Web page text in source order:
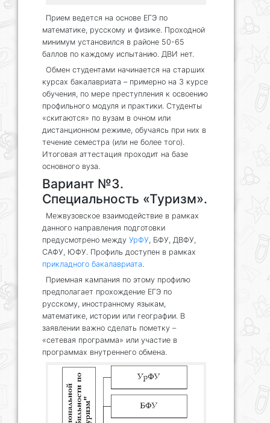
Прием ведется на основе ЕГЭ по
математике, русскому и физике. Проходной
минимум установился в районе 50-65
баллов по каждому испытанию. ДВИ нет.
Обмен студентами начинается на старших
курсах бакалавриата – примерно на 3 курсе
обучения, по мере преступления к освоению
профильного модуля и практики. Студенты
«скитаются» по вузам в очном или
дистанционном режиме, обучаясь при них в
течение семестра (или не более того).
Итоговая аттестация проходит на базе
основного вуза.
Вариант №3.
Специальность «Туризм».
Межвузовское взаимодействие в рамках
данного направления подготовки
предусмотрено между УрФУ, БФУ, ДВФУ,
САФУ, ЮФУ. Профиль доступен в рамках
прикладного бакалавриата
Приемная кампания по этому профилю
предполагает прохождение ЕГЭ по
русскому, иностранному языкам,
математике, истории или географии. В
заявлении важно сделать пометку –
«сетевая программа» или участие в
программах внутреннего обмена.